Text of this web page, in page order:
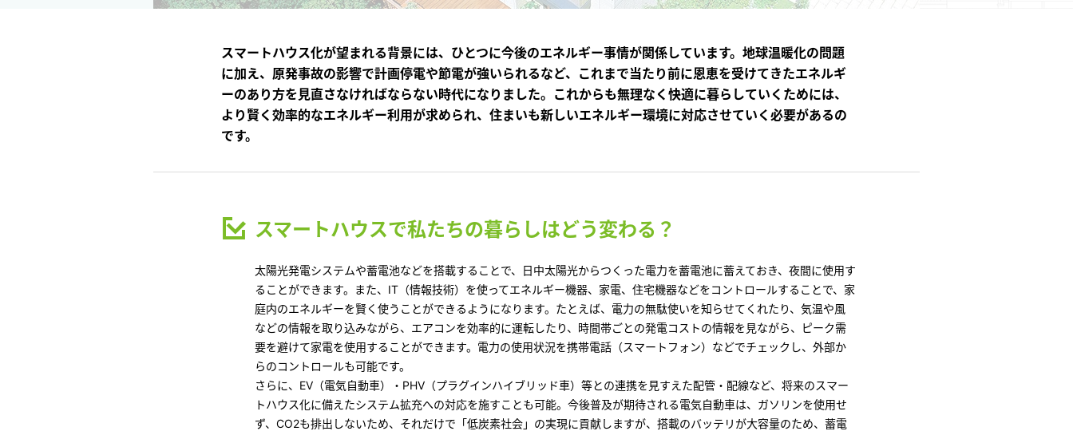
デザイナーズギャラリー
住まいづくりガイド
住まいの売却
土地活用実例
建築再生事業
SDGs
海外事業
スマートハウス化が望まれる背景には、ひとつに今後のエネルギー事情が関係しています。地球温暖化の問題
に加え、原発事故の影響で計画停電や節電が強いられるなど、これまで当たり前に恩恵を受けてきたエネルギ
ーのあり方を見直さなければならない時代になりました。これからも無理なく快適に暮らしていくためには、
より賢く効率的なエネルギー利用が求められ、住まいも新しいエネルギー環境に対応させていく必要があるの
です。
スマートハウスで私たちの暮らしはどう変わる？
太陽光発電システムや蓄電池などを搭載することで、日中太陽光からつくった電力を蓄電池に蓄えておき、夜間に使用す
ることができます。また、IT（情報技術）を使ってエネルギー機器、家電、住宅機器などをコントロールすることで、家
庭内のエネルギーを賢く使うことができるようになります。たとえば、電力の無駄使いを知らせてくれたり、気温や風
などの情報を取り込みながら、エアコンを効率的に運転したり、時間帯ごとの発電コストの情報を見ながら、ピーク需
要を避けて家電を使用することができます。電力の使用状況を携帯電話（スマートフォン）などでチェックし、外部か
らのコントロールも可能です。
さらに、EV（電気自動車）・PHV（プラグインハイブリッド車）等との連携を見すえた配管・配線など、将来のスマー
トハウス化に備えたシステム拡充への対応を施すことも可能。今後普及が期待される電気自動車は、ガソリンを使用せ
ず、CO2も排出しないため、それだけで「低炭素社会」の実現に貢献しますが、搭載のバッテリが大容量のため、蓄電